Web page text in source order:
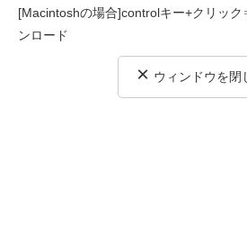
[Macintoshの場合]controlキー+クリッ
ンロード
× ウィンドウを閉